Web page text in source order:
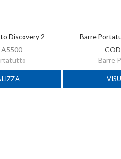
Discovery 2
A5500
Barre
Barre